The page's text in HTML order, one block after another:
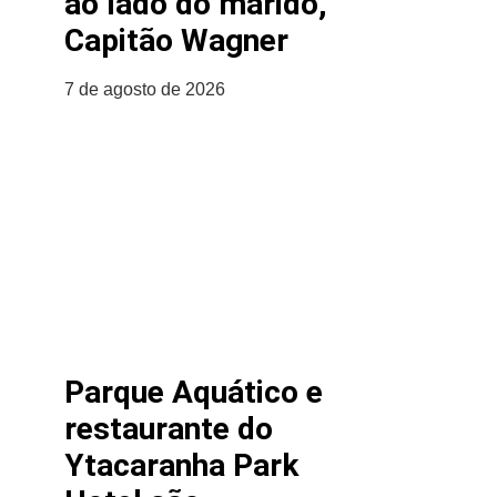
Capitão Wagner
7 de agosto de 2026
Parque Aquático e
restaurante do
Ytacaranha Park